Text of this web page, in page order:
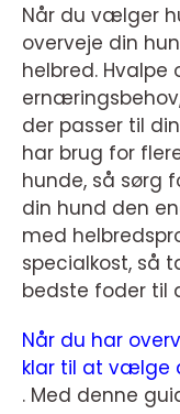
Når du vælger
overveje din
helbred.
der passer til
har brug for
hunde, så sørg
din hund den
med
specialkost, så
bedste foder til
Når du har
klar til at vælge
. Med denne